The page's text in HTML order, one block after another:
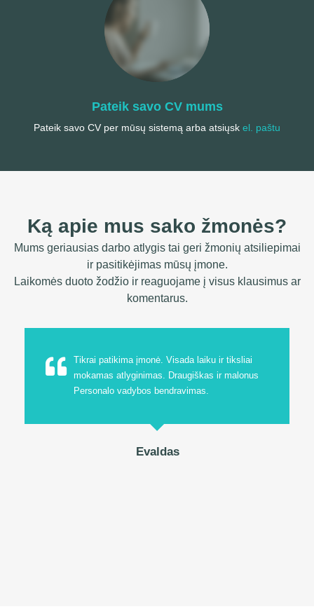
Pateik savo CV mums
Pateik savo CV per mūsų sistemą arba atsiųsk el. paštu
Ką apie mus sako žmonės?
Mums geriausias darbo atlygis tai geri žmonių atsiliepimai
ir pasitikėjimas mūsų įmone.
Laikomės duoto žodžio ir reaguojame į visus klausimus ar
komentarus.
Tikrai patikima įmonė. Visada laiku ir tiksliai
mokamas atlyginimas. Draugiškas ir malonus
Personalo vadybos bendravimas.
Evaldas